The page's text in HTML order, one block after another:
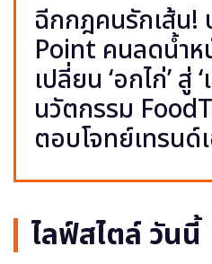
ฉีกกฎคนรักเส้น!
Point คนลดน้ำห
เปลี่ยน ‘อกไก่’ สู่
นวัตกรรม
ตอบโจทย์เทรนด์
ไลฟ์สไตล์ วันนี้